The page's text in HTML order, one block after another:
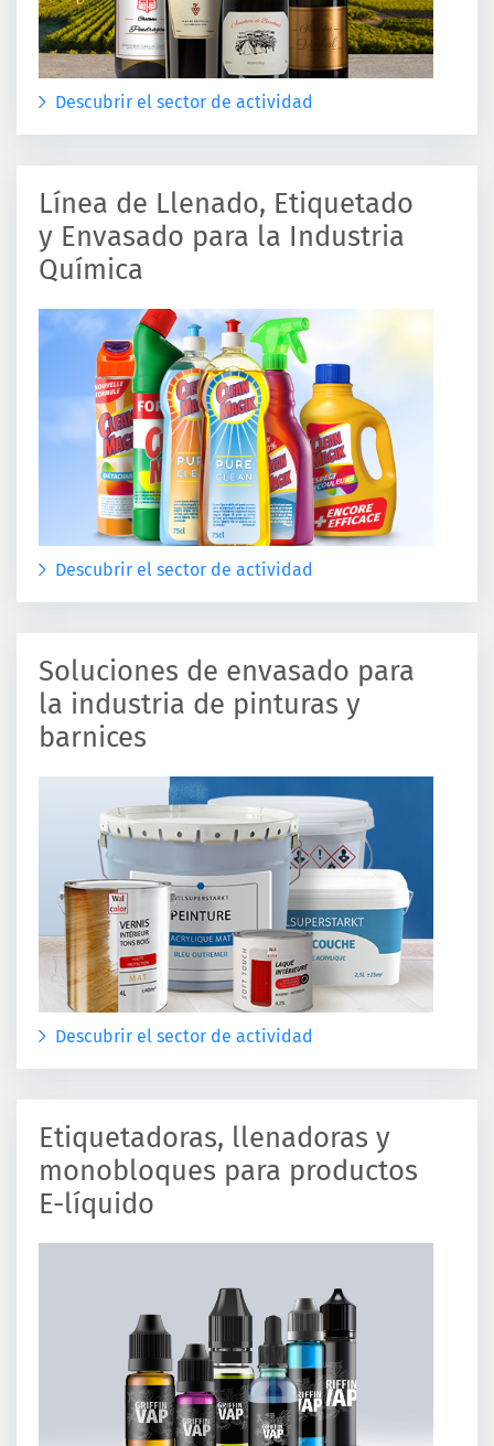
Descubrir el sector de actividad
Línea de Llenado, Etiquetado
y Envasado para la Industria
Química
Descubrir el sector de actividad
Soluciones de envasado para
la industria de pinturas y
barnices
Descubrir el sector de actividad
Etiquetadoras, llenadoras y
monobloques para productos
E-líquido